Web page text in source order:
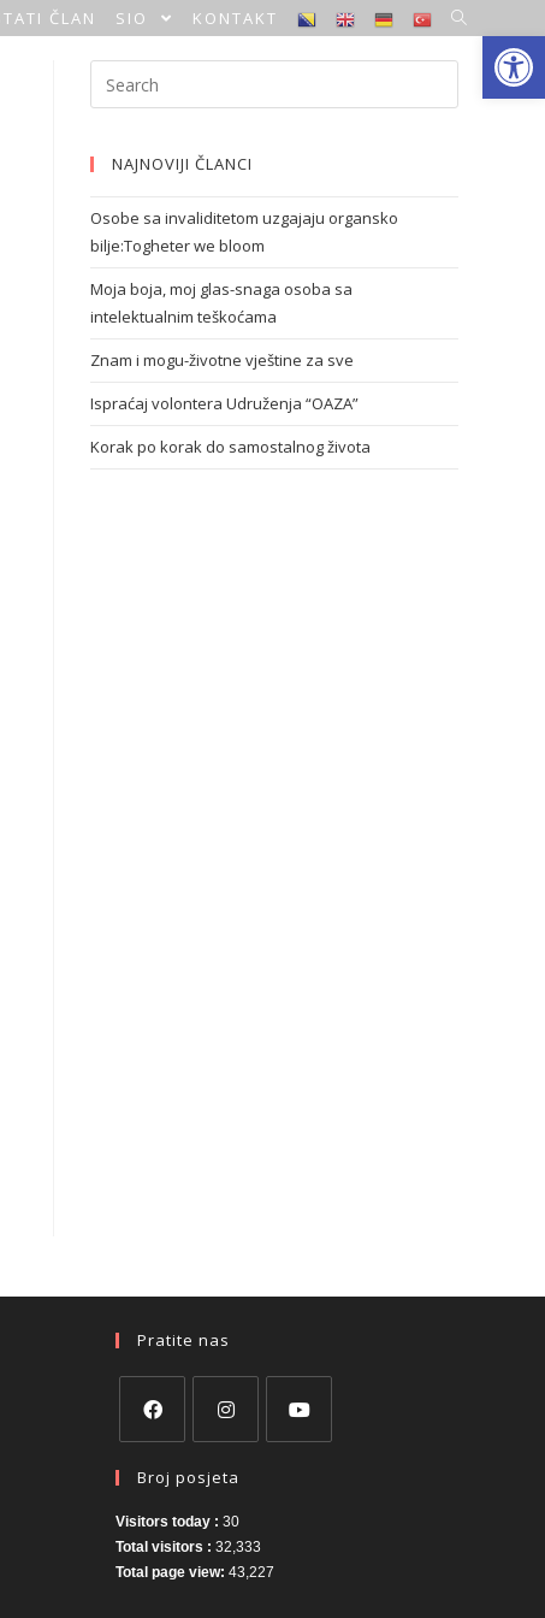
Open toolbar
ČLAN SIO KONTAKT
NAJNOVIJI ČLANCI
Osobe sa invaliditetom uzgajaju organsko
bilje:Togheter we bloom
Moja boja, moj glas-snaga osoba sa
intelektualnim teškoćama
Znam i mogu-životne vještine za sve
Ispraćaj volontera Udruženja “OAZA”
Korak po korak do samostalnog života
Pratite nas
Broj posjeta
Visitors today : 30
Total visitors : 32,333
Total page view: 43,227